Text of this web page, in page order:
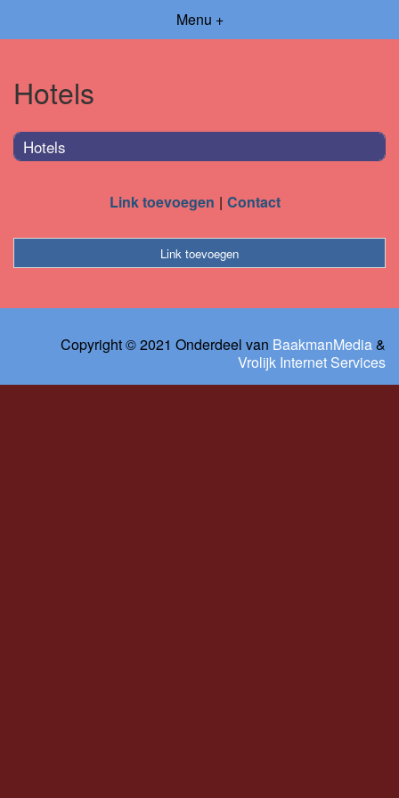
Menu +
Hotels
Hotels
Link toevoegen Contact
Link toevoegen
Copyright © 2021 Onderdeel van BaakmanMedia&
Vrolijk Internet Services